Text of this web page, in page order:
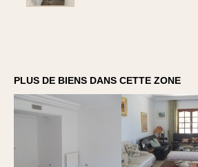
PLUS DE BIENS DANS CETTE ZONE